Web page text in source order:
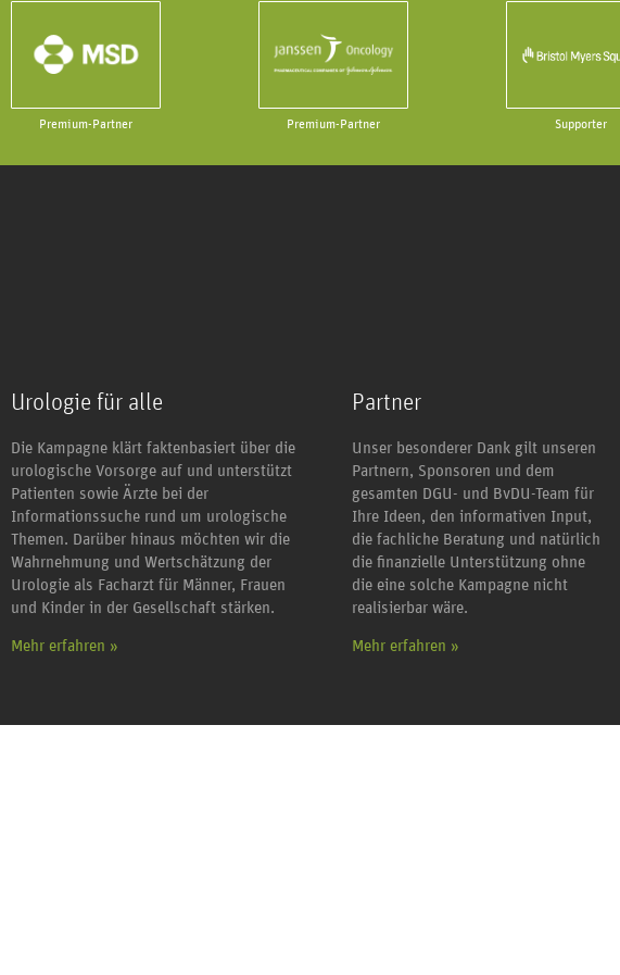
Premium-Partner Premium-Partner Supporter
Urologie für alle
Die Kampagne klärt faktenbasiert über die
urologische Vorsorge auf und unterstützt
Patienten sowie Ärzte bei der
Informationssuche rund um urologische
Themen. Darüber hinaus möchten wir die
Wahrnehmung und Wertschätzung der
Urologie als Facharzt für Männer, Frauen
und Kinder in der Gesellschaft stärken.
Mehr erfahren »
Partner
Unser besonderer Dank gilt unseren
Partnern, Sponsoren und dem
gesamten DGU- und BvDU-Team für
Ihre Ideen, den informativen Input,
die fachliche Beratung und natürlich
die finanzielle Unterstützung ohne
die eine solche Kampagne nicht
realisierbar wäre.
Mehr erfahren »